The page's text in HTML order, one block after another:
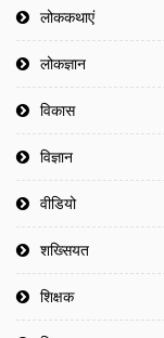
लोककथाएं
लोकज्ञान
विकास
विज्ञान
वीडियो
शख्सियत
शिक्षक